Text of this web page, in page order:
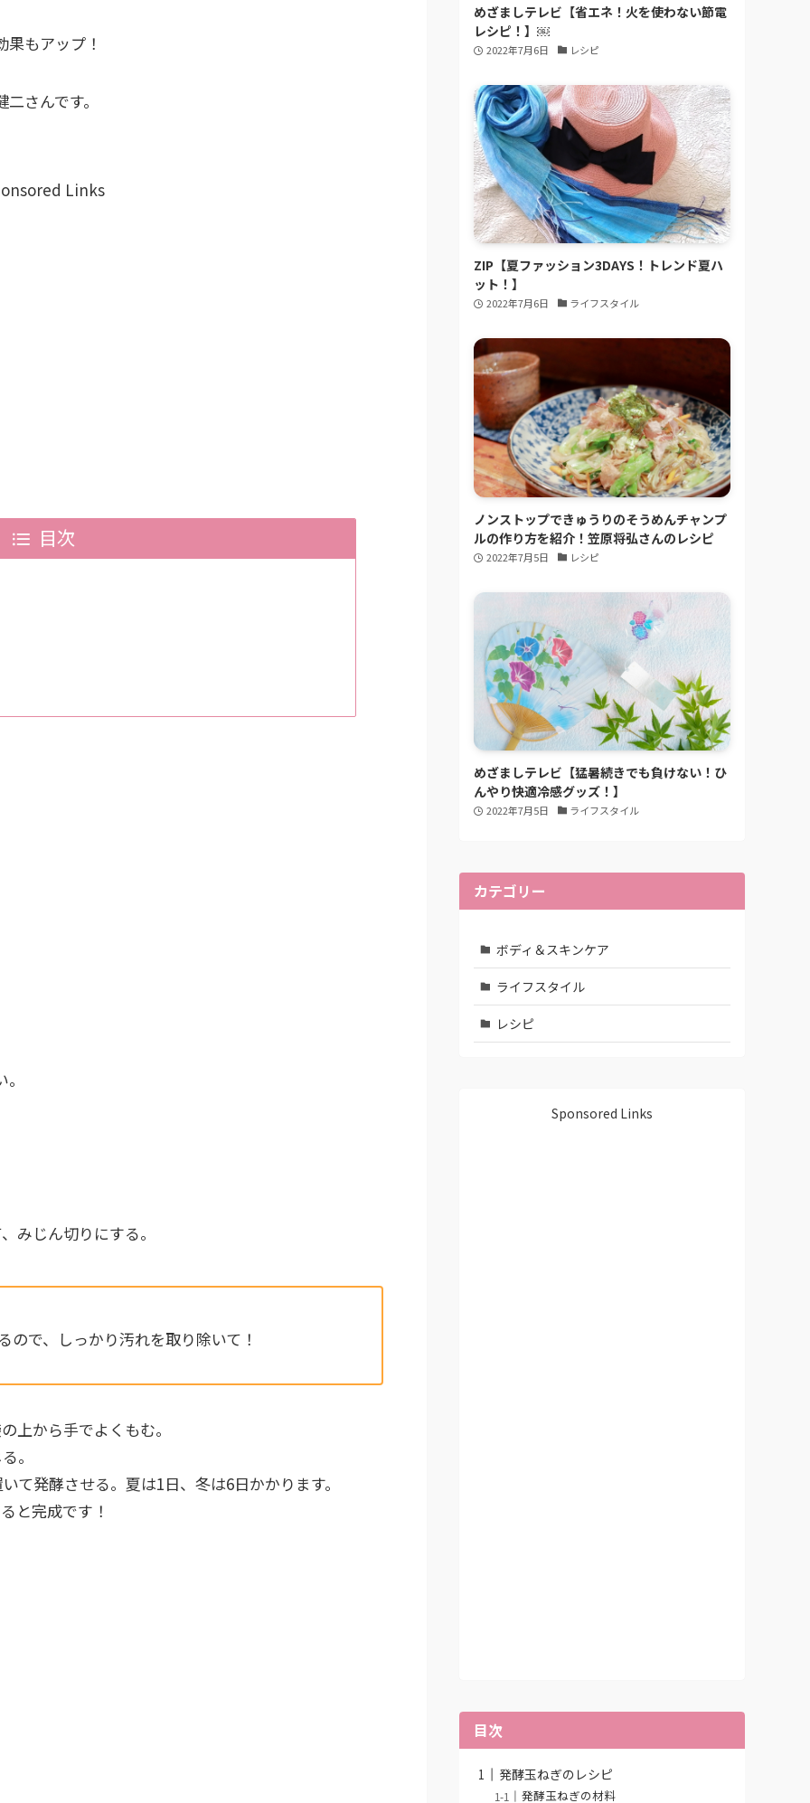
もアップ！
さんです。
Links
目次
みじん切りにする。
で、しっかり汚れを取り除いて！
上から手でよくもむ。
。
て発酵させる。夏は1日、冬は6日かかります。
と完成です！
めざましテレビ【省エネ！火を使わない節電
レシピ！】￼
2022年7月6日 レシピ
ZIP【夏ファッション3DAYS！トレンド夏ハ
ット！】
2022年7月6日 ライフスタイル
ノンストップできゅうりのそうめんチャンプ
ルの作り方を紹介！笠原将弘さんのレシピ
2022年7月5日 レシピ
めざましテレビ【猛暑続きでも負けない！ひ
んやり快適冷感グッズ！】
2022年7月5日 ライフスタイル
カテゴリー
ボディ＆スキンケア
ライフスタイル
レシピ
Sponsored Links
目次
発酵玉ねぎのレシピ
発酵玉ねぎの材料